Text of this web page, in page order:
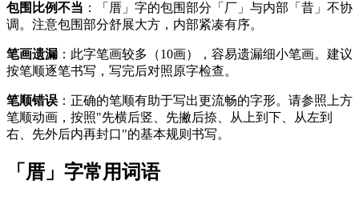
包围比例不当 ：「厝」字的包围部分「厂」与内部「昔」不协
调。注意包围部分舒展大方，内部紧凑有序。
笔画遗漏 ：此字笔画较多（10画），容易遗漏细小笔画。建议
按笔顺逐笔书写，写完后对照原字检查。
笔顺错误 ：正确的笔顺有助于写出更流畅的字形。请参照上方
笔顺动画，按照"先横后竖、先撇后捺、从上到下、从左到
右、先外后内再封口"的基本规则书写。
「厝」字常用词语